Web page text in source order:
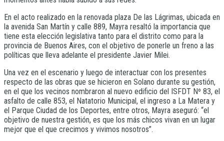
En el acto realizado en la renovada plaza De las Lágrimas, ubicada en
la avenida San Martín y calle 889, Mayra resaltó la importancia que
tiene esta elección legislativa tanto para el distrito como para la
provincia de Buenos Aires, con el objetivo de ponerle un freno a las
políticas que lleva adelante el presidente Javier Milei.
Una vez en el escenario y luego de interactuar con los presentes
respecto de las obras que se hicieron en Solano durante su gestión,
en el que los vecinos nombraron al nuevo edificio del ISFDT Nº 83, el
asfalto de calle 853, el Natatorio Municipal, el ingreso a La Matera y
el Parque Ciudad de los Deportes, entre otros, Mayra aseguró: “el
objetivo de nuestra gestión, es que los más chicos vivan en un lugar
mejor que el que crecimos y vivimos nosotros”.